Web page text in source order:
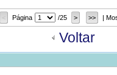
< Página /25 > >> |
Voltar